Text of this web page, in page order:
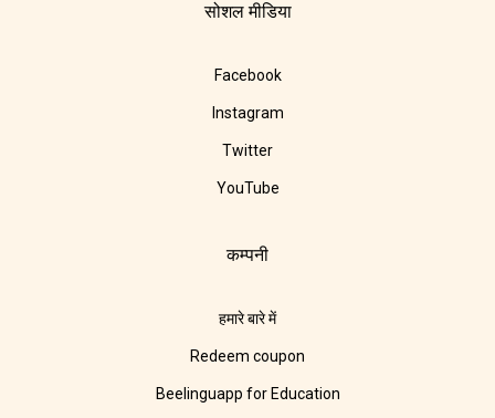
सोशल मीडिया
Facebook
Instagram
Twitter
YouTube
कम्पनी
हमारे बारे में
Redeem coupon
Beelinguapp for Education